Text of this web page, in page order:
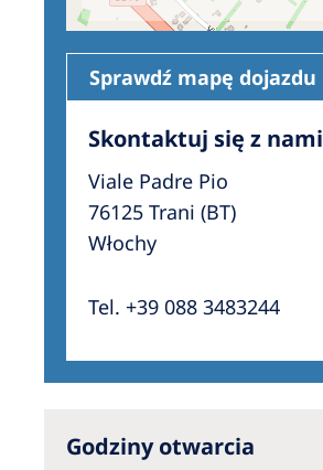
Sprawdź mapę dojazdu
Skontaktuj się z nami
Viale Padre Pio
76125 Trani (BT)
Włochy
Tel. +39 088 3483244
Godziny otwarcia